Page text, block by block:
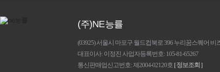
(주)NE능률
(03925) 서울시 마포구 월드컵북로 396 누리꿈스퀘어 비
대표이사 이정진 사업자등록번호 105-81-65267
통신판매업신고번호 제2004-02120호 [ 정보조회 ]